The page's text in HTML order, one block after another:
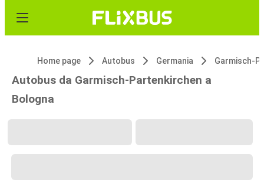
Home page Autobus Germania
Autobus da Garmisch-Partenkirchen a
Bologna